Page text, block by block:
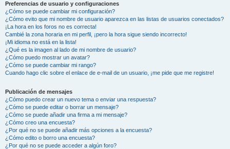
Preferencias de usuario y configuraciones
¿Cómo se puede cambiar mi configuración?
¿Cómo evito que mi nombre de usuario aparezca en las listas de usuarios conectados?
¡La hora en los foros no es correcta!
Cambié la zona horaria en mi perfil, ¡pero la hora sigue siendo incorrecto!
¡Mi idioma no está en la lista!
¿Qué es la imagen al lado de mi nombre de usuario?
¿Cómo puedo mostrar un avatar?
¿Cómo se puede cambiar mi rango?
Cuando hago clic sobre el enlace de e-mail de un usuario, ¡me pide que me registre!
Publicación de mensajes
¿Cómo puedo crear un nuevo tema o enviar una respuesta?
¿Cómo se puede editar o borrar un mensaje?
¿Cómo se puede añadir una firma a mi mensaje?
¿Cómo creo una encuesta?
¿Por qué no se puede añadir más opciones a la encuesta?
¿Cómo edito o borro una encuesta?
¿Por qué no se puede acceder a algún foro?